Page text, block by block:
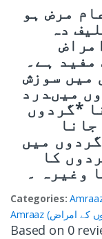
مرض ہو
دہ
مفید ہے۔
میں سوزش
میںدرد
*گردوں
جانا
میں
کا
وغیرہ ۔
Categories:
Based on 0